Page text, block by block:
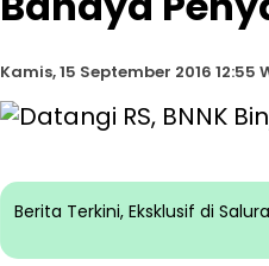
Kamis, 15 September 2016 12:55
Berita Terkini, Eksklusif di